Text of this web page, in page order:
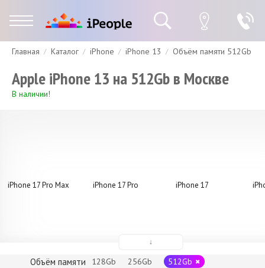
Гарантия Доставка и оплата Спецпредложения Скидки
Главная Каталог iPhone iPhone 13 Объём памяти 512Gb
Apple iPhone 13 на 512Gb в Москве
В наличии!
iPhone 17 Pro Max iPhone 17 Pro iPhone 17
↓
Объём памяти 128Gb 256Gb 512Gb